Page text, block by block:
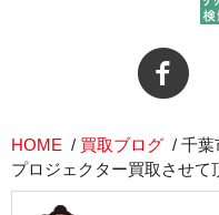
HOME / 買取ブログ / 千葉
プロジェクター買取させて